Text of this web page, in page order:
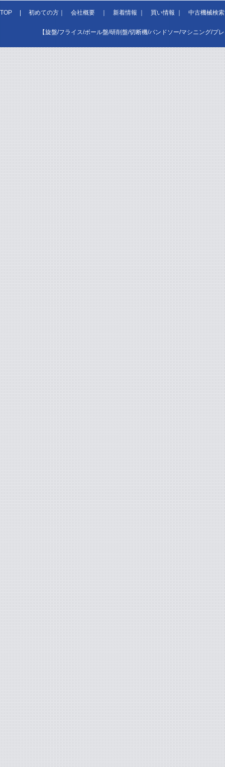
TOP|初めての方｜会社概要｜新着情報｜買い情報｜中古機械検索
【旋盤/フライス/ボール盤/研削盤/切断機/バンドソー/マシニング/プ